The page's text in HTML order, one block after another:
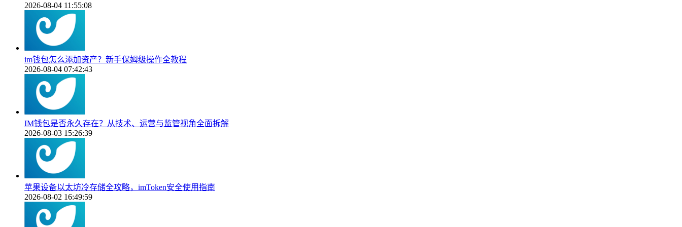
2026-08-04 11:55:08
im钱包怎么添加资产？新手保姆级操作全教程
2026-08-04 07:42:43
IM钱包是否永久存在？从技术、运营与监管视角全面拆解
2026-08-03 15:26:39
苹果设备以太坊冷存储全攻略，imToken安全使用指南
2026-08-02 16:49:59